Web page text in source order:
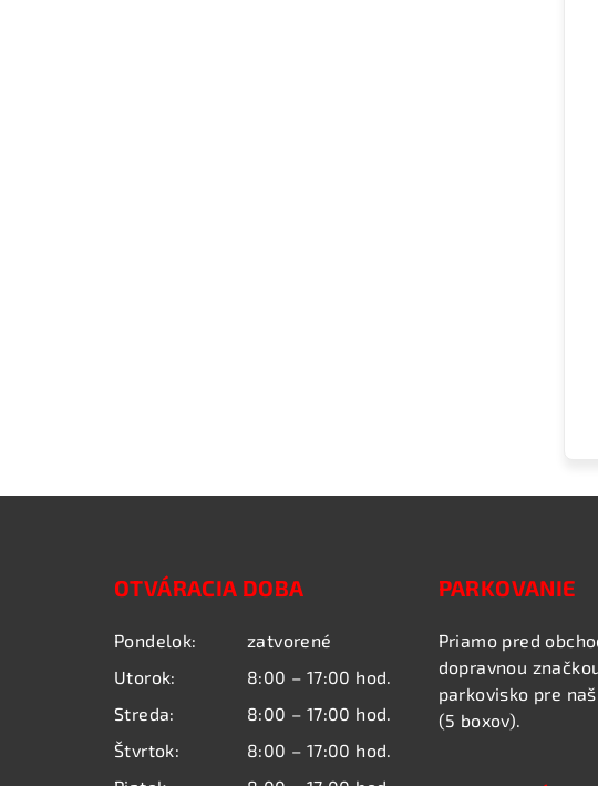
OTVÁRACIA DOBA
Pondelok:
zatvorené
Utorok:
8:00 – 17:00 hod.
Streda:
8:00 – 17:00 hod.
Štvrtok:
8:00 – 17:00 hod.
PARKOVANIE
Priamo pred
dopravnou
parkovisko pre
(5 boxov).